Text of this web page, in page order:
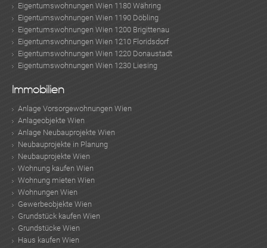
Eigentumswohnungen Wien 1180 Währing
Eigentumswohnungen Wien 1190 Döbling
Eigentumswohnungen Wien 1200 Brigittenau
Eigentumswohnungen Wien 1210 Floridsdorf
Eigentumswohnungen Wien 1220 Donaustadt
Eigentumswohnungen Wien 1230 Liesing
Immobilien
Anlage Vorsorgewohnungen Wien
Anlageobjekte Wien
Anlage Neubauprojekte Wien
Neubauprojekte in Planung
Neubauprojekte Wien
Wohnung kaufen Wien
Wohnung mieten Wien
Wohnungen Wien
Gewerbeobjekte Wien
Grundstück kaufen Wien
Grundstücke Wien
Haus kaufen Wien